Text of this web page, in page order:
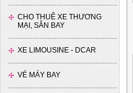
CHO THUÊ XE THƯƠNG
MẠI, SÂN BAY
XE LIMOUSINE - DCAR
VÉ MÁY BAY